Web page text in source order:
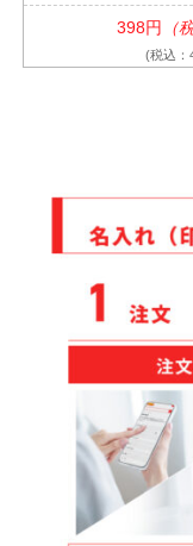
398円 （
(税込：
グローブ・シューズ
その他雑貨
Tシャツ
ポロシャツ
推し活グッズ
SNS関連グッズ